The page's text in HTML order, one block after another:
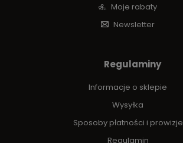
Moje rabaty
Newsletter
Regulaminy
Informacje o sklepie
Wysyłka
Sposoby płatności i prowizje
Regulamin